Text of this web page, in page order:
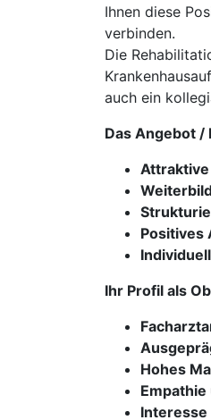
Ihnen diese
verbinden.
Die
auch ein
Das Angebot /
Positives
Ihr Profil als
Hohes